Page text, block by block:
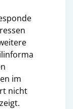
im
nicht